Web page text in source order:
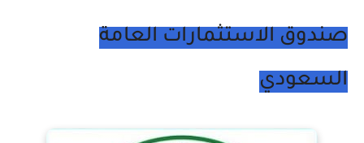
صندوق الاستثمارات العامة
السعودي